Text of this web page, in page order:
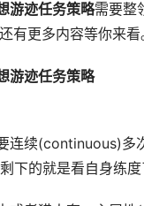
游迹任务策略需要整
有更多内容等你来看
游迹任务策略
连续(continuous)多
下的就是看自身练度